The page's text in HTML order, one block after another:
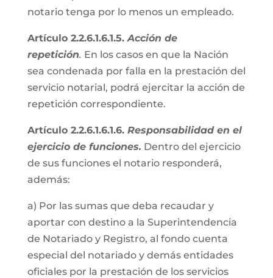
notario tenga por lo menos un empleado.
Artículo 2.2.6.1.6.1.5.Acción de
repetición. En los casos en que la Nación
sea condenada por falla en la prestación del
servicio notarial, podrá ejercitar la acción de
repetición correspondiente.
Artículo 2.2.6.1.6.1.6. Responsabilidad en el
ejercicio de funciones. Dentro del ejercicio
de sus funciones el notario responderá,
además:
a) Por las sumas que deba recaudar y
aportar con destino a la Superintendencia
de Notariado y Registro, al fondo cuenta
especial del notariado y demás entidades
oficiales por la prestación de los servicios